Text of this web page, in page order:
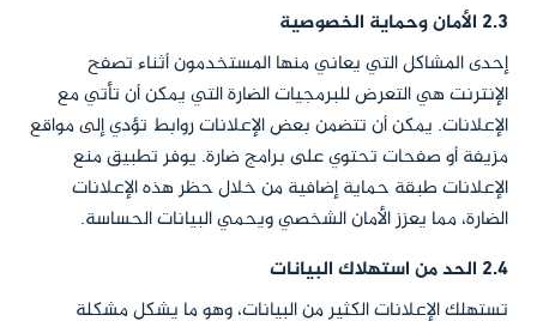
2.3 الأمان وحماية الخصوصية
إحدى المشاكل التي يعاني منها المستخدمون أثناء تصفح
الإنترنت هي التعرض للبرمجيات الضارة التي يمكن أن تأتي مع
الإعلانات. يمكن أن تتضمن بعض الإعلانات روابط تؤدي إلى مواقع
مزيفة أو صفحات تحتوي على برامج ضارة. يوفر تطبيق منع
الإعلانات طبقة حماية إضافية من خلال حظر هذه الإعلانات
الضارة، مما يعزز الأمان الشخصي ويحمي البيانات الحساسة.
2.4 الحد من استهلاك البيانات
تستهلك الإعلانات الكثير من البيانات، وهو ما يشكل مشكلة